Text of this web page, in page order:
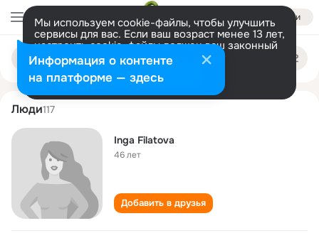
Войти
Мы используем cookie-файлы, чтобы улучшить
сервисы для вас. Если ваш возраст менее 13 лет,
настроить cookie-файлы должен ваш законный
представитель. Больше информации
Разрешить все Настроить
Поиск
людям
inga filatova
Люди117
Inga Filatova
46 лет
Добавить в друзья
Информация о контенте
на платформе — здесь